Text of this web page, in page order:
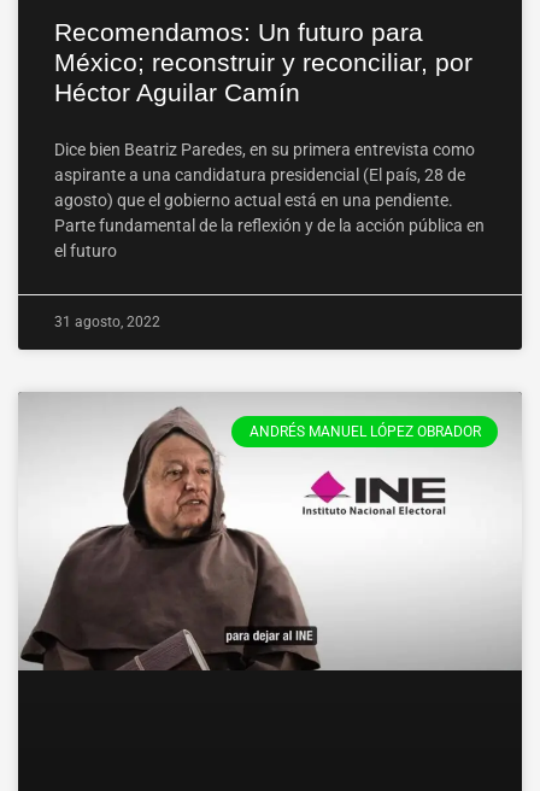
Recomendamos: Un futuro para
México; reconstruir y reconciliar, por
Héctor Aguilar Camín
Dice bien Beatriz Paredes, en su primera entrevista como
aspirante a una candidatura presidencial (El país, 28 de
agosto) que el gobierno actual está en una pendiente.
Parte fundamental de la reflexión y de la acción pública en
el futuro
31 agosto, 2022
ANDRÉS MANUEL LÓPEZ OBRADOR